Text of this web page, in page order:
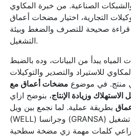
الصناعية. من خبرة المكاوي
التجارية، اختيار مضخات أعماق
صحيحة للتصرف والضغط وبيئة
التشغيل.
يبدأ من البيانات، وده بالضبط
للاستيراد والتصدير والتوكيلات
منتج. في موضوع مضخات أعماق مع
وزيادة الإنتاج، بنوضح ازاي
بطريقة عملية. لما نجمع بين ويل
(WELL) وجرانسا (GRANSA) نقدر نغطي شرائح تشغيل
كلمات مهمة زي مضخة سطحية